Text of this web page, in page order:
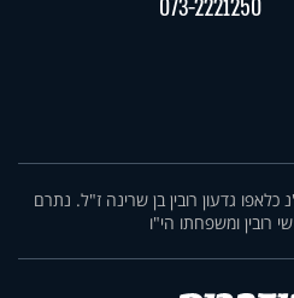
073-2221250
גדעון רובין בן שרינה ז"ל. נתרם
רובין ומשפחתו הי"ו